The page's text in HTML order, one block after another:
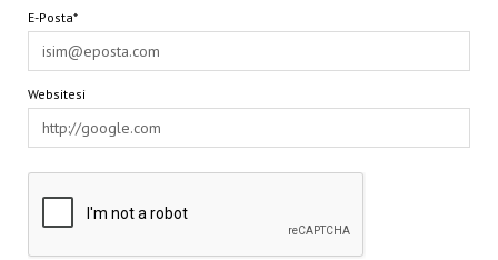
E-Posta*
Websitesi